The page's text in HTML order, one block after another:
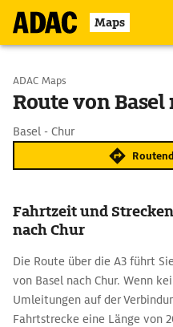
Maps
Start wählen
ADAC Maps
Route von Basel
Basel - Chur
Fahrtzeit und
nach Chur
Die Route über die A3 führt
von Basel nach Chur. Wenn
Umleitungen auf der
Fahrtstrecke eine Länge von